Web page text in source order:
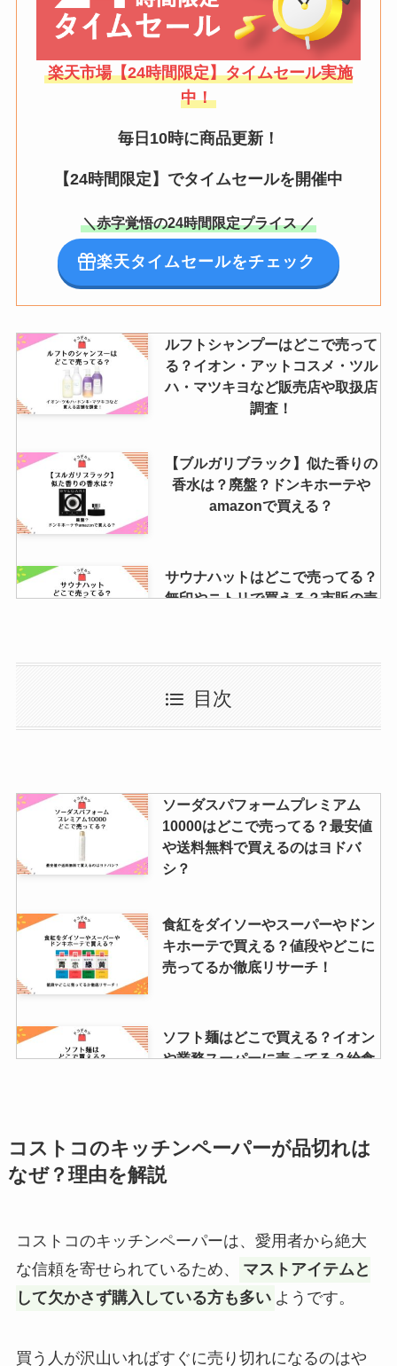
楽天市場【24時間限定】タイムセール実施
中！
毎日10時に商品更新！
【24時間限定】でタイムセールを開催中
＼赤字覚悟の24時間限定プライス ／
楽天タイムセールをチェック
ルフトシャンプーはどこで売って
る？イオン・アットコスメ・ツル
ハ・マツキヨなど販売店や取扱店
調査！
【ブルガリブラック】似た香りの
香水は？廃盤？ドンキホーテや
amazonで買える？
サウナハットはどこで売ってる？
無印やニトリで買える？市販の売
太陽のマテ茶が販売中止の理由
は？どこで買える？代わりの似て
いる商品はある？
ナロンエースは製造中止？理由
は？amazonでは買える？ナロン
エースtとの違いも解説
「ひよこ」の買える場所は？通販
で購入できる？オンラインショッ
プも調査
カネボウのバルカンが生産終了？
なぜ！臭いから？取扱店やどこで
アレルケアが販売中止の理由はな
ぜ？ドラッグストアでは売ってな
newjeansのアルバムはどこで買
う？タワレコ・TSUTAYA・ゲオ
など取扱店＆特典をチェック！
目次
ソーダスパフォームプレミアム
10000はどこで売ってる？最安値
や送料無料で買えるのはヨドバ
シ？
食紅をダイソーやスーパーやドン
キホーテで買える？値段やどこに
売ってるか徹底リサーチ！
ソフト麺はどこで買える？イオン
や業務スーパーに売ってる？給食
h&sシャンプーは販売終了？な
ぜ？どこに売ってるか調査！青と
レジャーシートの厚手はしまむら
センターがおすすめ？ふかふか派
コストコのキッチンペーパーが品切れは
なぜ？理由を解説
コストコのキッチンペーパーは、愛用者から絶大
な信頼を寄せられているため、
マストアイテムと
して欠かさず購入している方も多い ようです。
買う人が沢山いればすぐに売り切れになるのはや